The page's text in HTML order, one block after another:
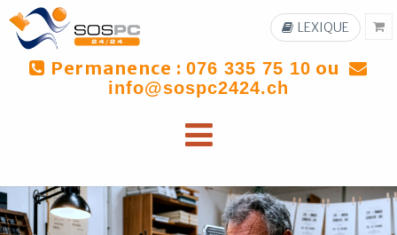
Permanence : 076 335 75 10 ou
info@sospc2424.ch
LEXIQUE